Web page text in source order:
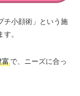
チ小顔術」という施
。
富で、ニーズに合っ